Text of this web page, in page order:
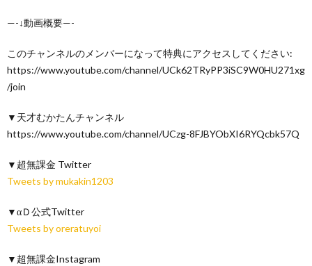
—-↓動画概要—-
このチャンネルのメンバーになって特典にアクセスしてください:
https://www.youtube.com/channel/UCk62TRyPP3iSC9W0HU271xg
/join
▼天才むかたんチャンネル
https://www.youtube.com/channel/UCzg-8FJBYObXI6RYQcbk57Q
▼超無課金 Twitter
Tweets by mukakin1203
▼αＤ公式Twitter
Tweets by oreratuyoi
▼超無課金Instagram